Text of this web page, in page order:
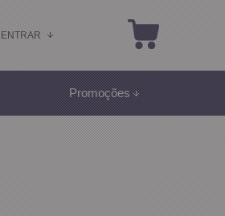
ENTRAR
Promoções